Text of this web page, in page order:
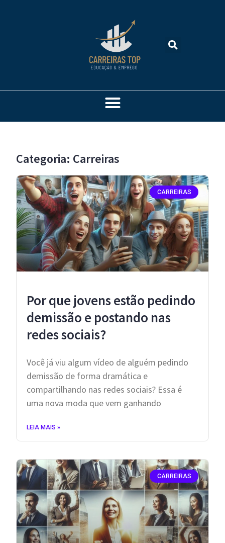
Categoria: Carreiras
CARREIRAS
Por que jovens estão pedindo
demissão e postando nas
redes sociais?
Você já viu algum vídeo de alguém pedindo
demissão de forma dramática e
compartilhando nas redes sociais? Essa é
uma nova moda que vem ganhando
LEIA MAIS »
CARREIRAS